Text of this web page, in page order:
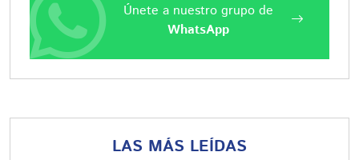
Únete a nuestro grupo de
WhatsApp
LAS MÁS LEÍDAS